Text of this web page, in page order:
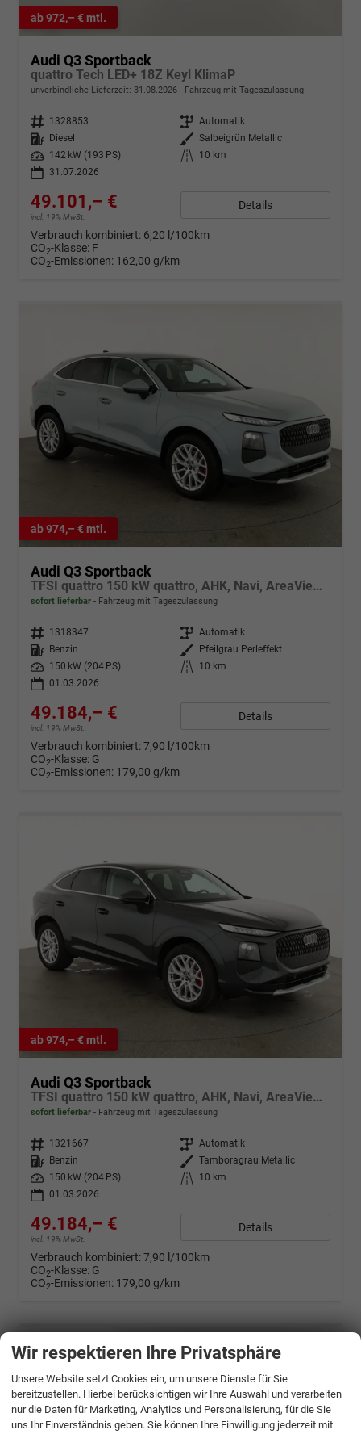
ab 972,– € mtl.
Audi Q3 Sportback
quattro Tech LED+ 18Z Keyl KlimaP
unverbindliche Lieferzeit: 31.08.2026 Fahrzeug mit Tageszulassung
Fahrzeugnr. 1328853 Getriebe Automatik
Kraftstoff
Diesel Außenfarbe Salbeigrün Metallic
Leistung
142 kW (193 PS) Kilometerstand
10 km
31.07.2026
49.101,– €
incl. 19% MwSt.
Details
Verbrauch kombiniert: 6,20 l/100km
CO2-Klasse: F
CO2-Emissionen: 162,00 g/km
ab 974,– € mtl.
Audi Q3 Sportback
TFSI quattro 150 kW quattro, AHK, Navi, AreaView, Side, Sound, Winter, 18-Zoll
sofort lieferbar Fahrzeug mit Tageszulassung
Fahrzeugnr. 1318347 Getriebe Automatik
Kraftstoff
Benzin Außenfarbe
Pfeilgrau Perleffekt
Leistung
150 kW (204 PS) Kilometerstand
10 km
01.03.2026
49.184,– €
incl. 19% MwSt.
Details
Verbrauch kombiniert:7,90 l/100km
CO2-Klasse: G
CO2-Emissionen: 179,00 g/km
ab 974,– € mtl.
Audi Q3 Sportback
TFSI quattro 150 kW quattro, AHK, Navi, AreaView, Side, Sound, Winter, 18-Zoll
sofort lieferbar Fahrzeug mit Tageszulassung
Fahrzeugnr. 1321667 Getriebe Automatik
Kraftstoff
Benzin Außenfarbe Tamboragrau Metallic
Leistung
150 kW (204 PS) Kilometerstand
10 km
01.03.2026
49.184,– €
incl. 19% MwSt.
Details
Verbrauch kombiniert:7,90 l/100km
CO2-Klasse: G
CO2-Emissionen: 179,00 g/km
Wir respektieren Ihre Privatsphäre
Unsere Website setzt Cookies ein, um unsere Dienste für Sie
bereitzustellen. Hierbei berücksichtigen wir Ihre Auswahl und verarbeiten
nur die Daten für Marketing, Analytics und Personalisierung, für die Sie
uns Ihr Einverständnis geben. Sie können Ihre Einwilligung jederzeit mit